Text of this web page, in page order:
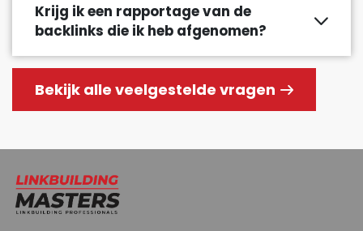
Krijg ik een rapportage van de
backlinks die ik heb afgenomen?
Bekijk alle veelgestelde vragen